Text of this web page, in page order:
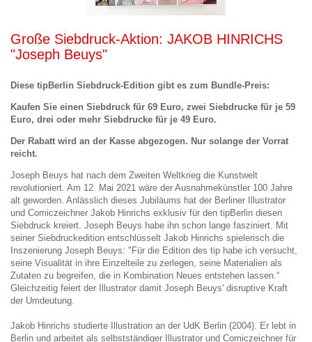
Große Siebdruck-Aktion: JAKOB HINRICHS
"Joseph Beuys"
Diese tipBerlin Siebdruck-Edition gibt es zum Bundle-Preis:
Kaufen Sie einen Siebdruck für 69 Euro, zwei Siebdrucke für je 59
Euro, drei oder mehr Siebdrucke für je 49 Euro.
Der Rabatt wird an der Kasse abgezogen. Nur solange der Vorrat
reicht.
Joseph Beuys hat nach dem Zweiten Weltkrieg die Kunstwelt
revolutioniert. Am 12. Mai 2021 wäre der Ausnahmekünstler 100 Jahre
alt geworden. Anlässlich dieses Jubiläums hat der Berliner Illustrator
und Comiczeichner Jakob Hinrichs exklusiv für den tipBerlin diesen
Siebdruck kreiert. Joseph Beuys habe ihn schon lange fasziniert. Mit
seiner Siebdruckedition entschlüsselt Jakob Hinrichs spielerisch die
Inszenierung Joseph Beuys: "Für die Edition des tip habe ich versucht,
seine Visualität in ihre Einzelteile zu zerlegen, seine Materialien als
Zutaten zu begreifen, die in Kombination Neues entstehen lassen.“
Gleichzeitig feiert der Illustrator damit Joseph Beuys' disruptive Kraft
der Umdeutung.
Jakob Hinrichs studierte Illustration an der UdK Berlin (2004). Er lebt in
Berlin und arbeitet als selbstständiger Illustrator und Comiczeichner für